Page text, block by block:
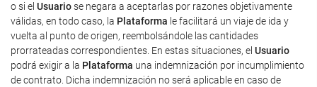
o si el Usuariose negara a aceptarlas por razones objetivamente
válidas, en todo caso, la Plataforma le facilitará un viaje de ida y
vuelta al punto de origen, reembolsándole las cantidades
prorrateadas correspondientes. En estas situaciones, el Usuario
podrá exigir a la Plataforma una indemnización por incumplimiento
de contrato. Dicha indemnización no será aplicable en caso de